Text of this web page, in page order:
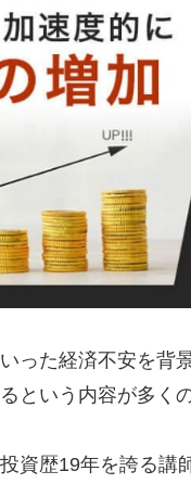
った経済不安を背
という内容が多く
資歴19年を誇る講